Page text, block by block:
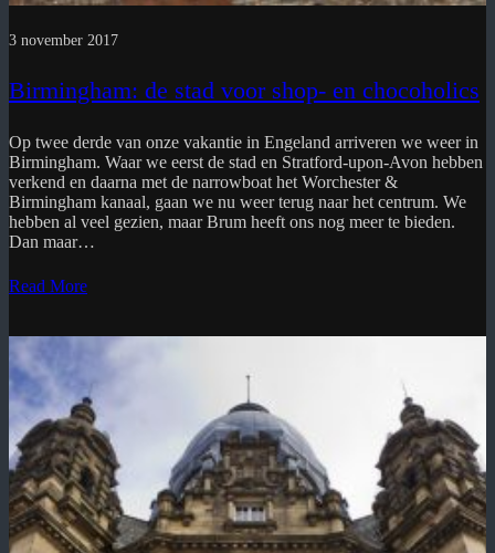
3 november 2017
Birmingham: de stad voor shop- en chocoholics
Op twee derde van onze vakantie in Engeland arriveren we weer in
Birmingham. Waar we eerst de stad en Stratford-upon-Avon hebben
verkend en daarna met de narrowboat het Worchester &
Birmingham kanaal, gaan we nu weer terug naar het centrum. We
hebben al veel gezien, maar Brum heeft ons nog meer te bieden.
Dan maar…
Read More